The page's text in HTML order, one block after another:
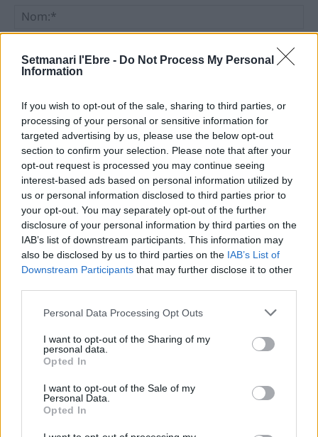
Setmanari l'Ebre - Do Not Process My Personal
Information
If you wish to opt-out of the sale, sharing to third parties, or
processing of your personal or sensitive information for
targeted advertising by us, please use the below opt-out
section to confirm your selection. Please note that after your
opt-out request is processed you may continue seeing
interest-based ads based on personal information utilized by
us or personal information disclosed to third parties prior to
your opt-out. You may separately opt-out of the further
disclosure of your personal information by third parties on the
IAB’s list of downstream participants. This information may
also be disclosed by us to third parties on the IAB’s List of
Downstream Participants that may further disclose it to other
Personal Data Processing Opt Outs
I want to opt-out of the Sharing of my
personal data.
Opted In
I want to opt-out of the Sale of my
Personal Data.
Opted In
Deseu el meu nom, el correu electrònic i el lloc web en
aquest navegador per a la propera vegada que comenti.
ÚLTIMES NOTÍCIES
L’Ajuntament de Tortosa amplia el
termini de les obres de l’aparcament
dels terrenys de Renfe per les altes
temperatures
Amposta recupera les Cases del Castell
i culmina un projecte estratègic que